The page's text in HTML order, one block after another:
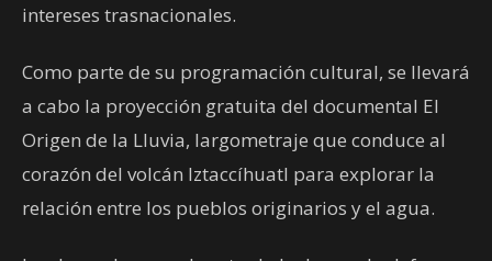
intereses trasnacionales.
Como parte de su programación cultural, se llevará
a cabo la proyección gratuita del documental El
Origen de la Lluvia, largometraje que conduce al
corazón del volcán Iztaccíhuatl para explorar la
relación entre los pueblos originarios y el agua.